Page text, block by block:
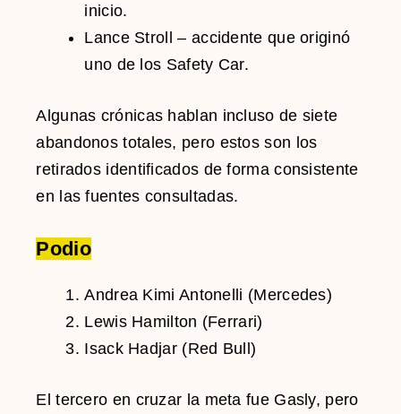
inicio.
Lance Stroll – accidente que originó
uno de los Safety Car.
Algunas crónicas hablan incluso de siete
abandonos totales, pero estos son los
retirados identificados de forma consistente
en las fuentes consultadas.
Podio
Andrea Kimi Antonelli (Mercedes)
Lewis Hamilton (Ferrari)
Isack Hadjar (Red Bull)
El tercero en cruzar la meta fue Gasly, pero